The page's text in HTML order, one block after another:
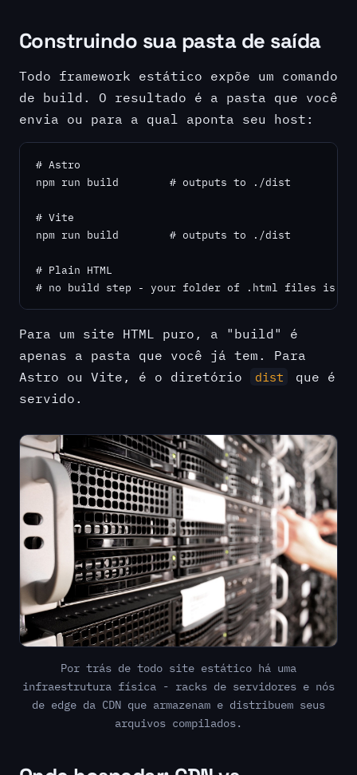
Construindo sua pasta de saída
Todo framework estático expõe um comando
de build. O resultado é a pasta que você
envia ou para a qual aponta seu host:
# Astro
npm run build        # outputs to ./dist
# Vite
npm run build        # outputs to ./dist
# Plain HTML
# no build step - your folder of .html files is
Para um site HTML puro, a "build" é
apenas a pasta que você já tem. Para
Astro ou Vite, é o diretório
dist
que é
servido.
Por trás de todo site estático há uma
infraestrutura física - racks de servidores e nós
de edge da CDN que armazenam e distribuem seus
arquivos compilados.